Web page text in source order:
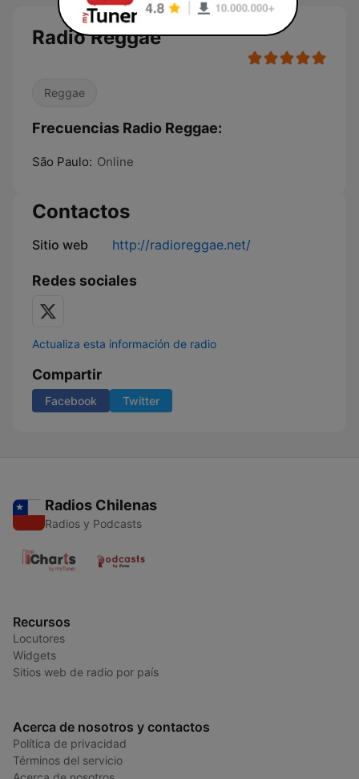
Radio Reggae
Reggae
Frecuencias Radio Reggae:
São Paulo: Online
Contactos
Sitio web http://radioreggae.net/
Redes sociales
Actualiza esta información de radio
Compartir
Facebook Twitter
Radios Chilenas
Radios y Podcasts
Recursos
Locutores
Widgets
Sitios web de radio por país
Acerca de nosotros y contactos
Política de privacidad
Términos del servicio